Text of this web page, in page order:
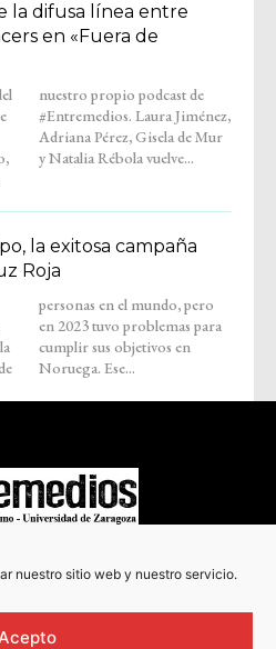
nuestro sitio web y nuestro servicio.
Acepto
la difusa línea entre
en «Fuera de
y Natalia Rébola vuelve...
la exitosa campaña
Roja
Noruega. Ese...